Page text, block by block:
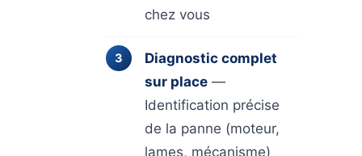
chez vous
Diagnostic complet
sur place —
Identification précise
de la panne (moteur,
lames, mécanisme)